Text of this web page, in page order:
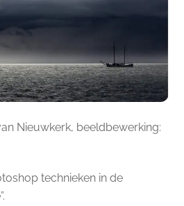
Nieuwkerk, beeldbewerking:
technieken in de